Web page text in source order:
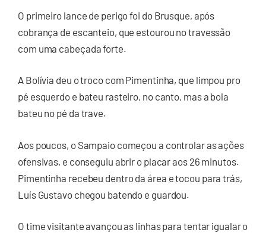
O primeiro lance de perigo foi do Brusque, após
cobrança de escanteio, que estourou no travessão
com uma cabeçada forte.
A Bolívia deu o troco com Pimentinha, que limpou pro
pé esquerdo e bateu rasteiro, no canto, mas a bola
bateu no pé da trave.
Aos poucos, o Sampaio começou a controlar as ações
ofensivas, e conseguiu abrir o placar aos 26 minutos.
Pimentinha recebeu dentro da área e tocou para trás,
Luís Gustavo chegou batendo e guardou.
O time visitante avançou as linhas para tentar igualar o